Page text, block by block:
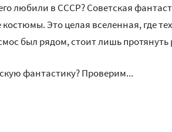
любили в СССР? Советская
Это целая вселенная, где
был рядом, стоит лишь протянуть
фантастику? Проверим...